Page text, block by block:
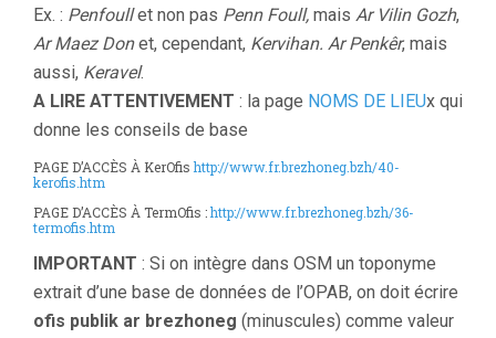
Ex. : Penfoullet non pas Penn Foull, mais Ar Vilin Gozh,
Ar Maez Donet, cependant, Kervihan. Ar Penkêr, mais
aussi, Keravel.
A LIRE ATTENTIVEMENT : la page NOMS DE LIEUx qui
donne les conseils de base
PAGE D’ACCÈS À KerOfishttp://www.fr.brezhoneg.bzh/40-
kerofis.htm
PAGE D’ACCÈS À TermOfis :http://www.fr.brezhoneg.bzh/36-
termofis.htm
IMPORTANT : Si on intègre dans OSM un toponyme
extrait d’une base de données de l’OPAB, on doit écrire
ofis publik ar brezhoneg (minuscules) comme valeur